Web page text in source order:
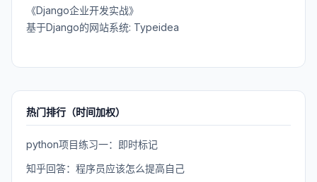
《Django企业开发实战》
基于Django的网站系统: Typeidea
热门排行（时间加权）
python项目练习一：即时标记
知乎回答：程序员应该怎么提高自己